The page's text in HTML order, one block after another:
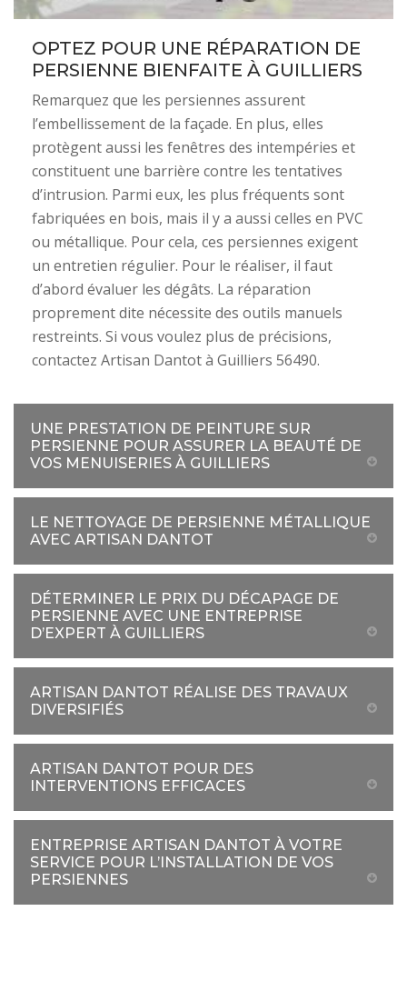
OPTEZ POUR UNE RÉPARATION DE
PERSIENNE BIENFAITE À GUILLIERS
Remarquez que les persiennes assurent
l’embellissement de la façade. En plus, elles
protègent aussi les fenêtres des intempéries et
constituent une barrière contre les tentatives
d’intrusion. Parmi eux, les plus fréquents sont
fabriquées en bois, mais il y a aussi celles en PVC
ou métallique. Pour cela, ces persiennes exigent
un entretien régulier. Pour le réaliser, il faut
d’abord évaluer les dégâts. La réparation
proprement dite nécessite des outils manuels
restreints. Si vous voulez plus de précisions,
contactez Artisan Dantot à Guilliers 56490.
UNE PRESTATION DE PEINTURE SUR
PERSIENNE POUR ASSURER LA BEAUTÉ DE
VOS MENUISERIES À GUILLIERS
LE NETTOYAGE DE PERSIENNE MÉTALLIQUE
AVEC ARTISAN DANTOT
DÉTERMINER LE PRIX DU DÉCAPAGE DE
PERSIENNE AVEC UNE ENTREPRISE
D’EXPERT À GUILLIERS
ARTISAN DANTOT RÉALISE DES TRAVAUX
DIVERSIFIÉS
ARTISAN DANTOT POUR DES
INTERVENTIONS EFFICACES
ENTREPRISE ARTISAN DANTOT À VOTRE
SERVICE POUR L’INSTALLATION DE VOS
PERSIENNES